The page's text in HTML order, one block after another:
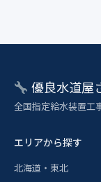
優良水道屋
全国指定給水装置工
エリアから探す
北海道・東北